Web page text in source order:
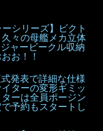
ーシリーズ】ビクト
々の母艦メカ立体
ャービークル収納
お！！
式発表で詳細な仕様
ターの変形ギミッ
ーは全員ポージン
予約もスタートし